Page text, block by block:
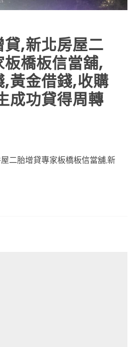
,新北房屋二
橋板信當舖,
,黃金借錢,收購
成功貸得周轉
二胎增貸專家板橋板信當舖,新